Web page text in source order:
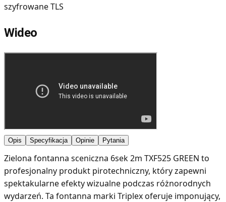
szyfrowane TLS
Wideo
Opis Specyfikacja Opinie Pytania
Zielona fontanna sceniczna 6sek 2m TXF525 GREEN to
profesjonalny produkt pirotechniczny, który zapewni
spektakularne efekty wizualne podczas różnorodnych
wydarzeń. Ta fontanna marki Triplex oferuje imponujący,